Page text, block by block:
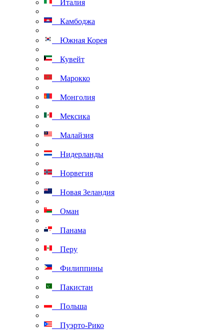
Италия
Камбоджа
Южная Корея
Кувейт
Марокко
Монголия
Мексика
Малайзия
Нидерланды
Норвегия
Новая Зеландия
Оман
Панама
Перу
Филиппины
Пакистан
Польша
Пуэрто-Рико